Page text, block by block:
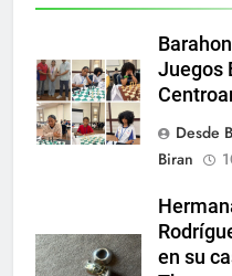
Juegos
Desde
Biran
en su